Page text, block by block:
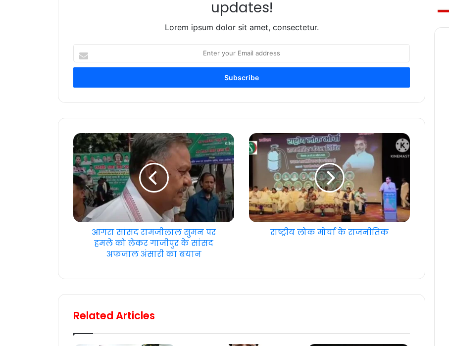
updates!
Lorem ipsum dolor sit amet, consectetur.
your
address
आगरा सांसद रामजीलाल सुमन पर
हमले को लेकर गाजीपुर के सांसद
अफजाल अंसारी का बयान
राष्ट्रीय लोक मोर्चा के राजनीतिक
Related Articles